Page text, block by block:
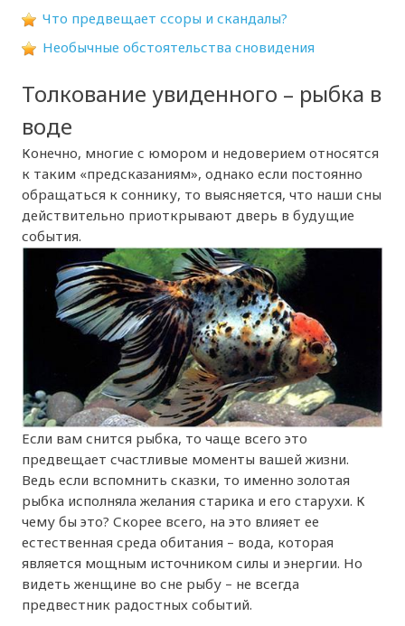
Что предвещает ссоры и скандалы?
Необычные обстоятельства сновидения
Толкование увиденного – рыбка в
воде
Конечно, многие с юмором и недоверием относятся
к таким «предсказаниям», однако если постоянно
обращаться к соннику, то выясняется, что наши сны
действительно приоткрывают дверь в будущие
события.
Если вам снится рыбка, то чаще всего это
предвещает счастливые моменты вашей жизни.
Ведь если вспомнить сказки, то именно золотая
рыбка исполняла желания старика и его старухи. К
чему бы это? Скорее всего, на это влияет ее
естественная среда обитания – вода, которая
является мощным источником силы и энергии. Но
видеть женщине во сне рыбу – не всегда
предвестник радостных событий.